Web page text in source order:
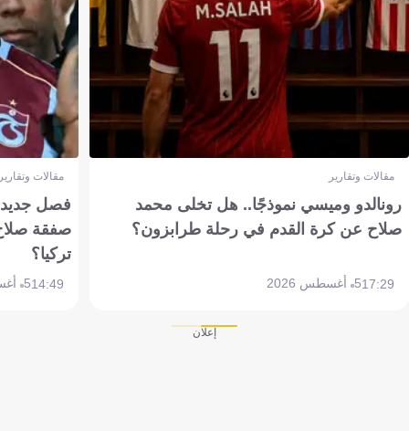
مقالات وتقارير
رونالدو وميسي نموذجًا.. هل تخلى محمد
صلاح عن كرة القدم في رحلة طرابزون؟
17:295 أغسطس 2026
مقالات
فصل جديد
صفقة
تركيا؟
14:495 أغسطس 2026
إعلان